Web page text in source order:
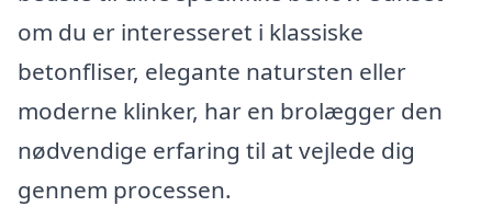
om du er interesseret i klassiske
betonfliser, elegante natursten eller
moderne klinker, har en brolægger den
nødvendige erfaring til at vejlede dig
gennem processen.